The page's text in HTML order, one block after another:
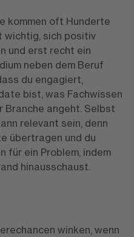
kommen oft Hunderte
wichtig, sich positiv
und erst recht ein
neben dem Beruf
du engagiert,
bist, was Fachwissen
Branche angeht. Selbst
relevant sein, denn
übertragen und du
für ein Problem, indem
hinausschaust.
winken, wenn